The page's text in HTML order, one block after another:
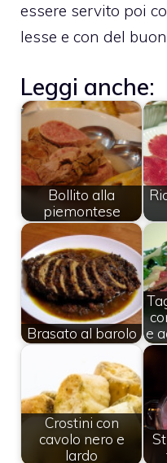
essere servito poi
lesse e con del
Leggi anche:
Bollito alla
piemontese
Brasato al barolo
e
Crostini con
cavolo nero e
lardo